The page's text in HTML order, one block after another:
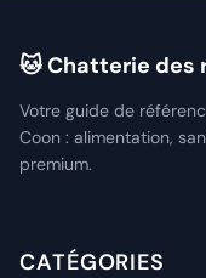
🐱 Chatterie des
Votre guide de
Coon : alimentation,
premium.
CATÉGORIES